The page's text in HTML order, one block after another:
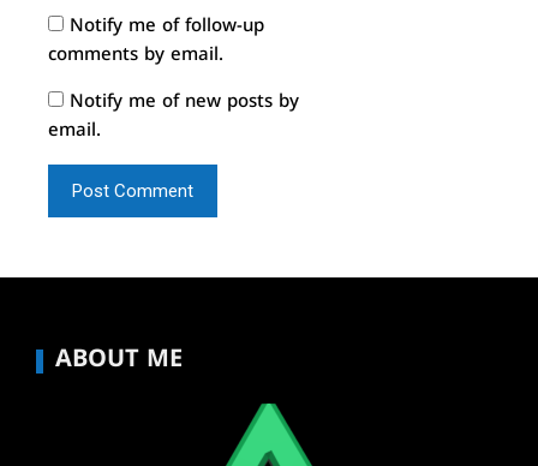
Notify me of follow-up
comments by email.
Notify me of new posts by
email.
ABOUT ME